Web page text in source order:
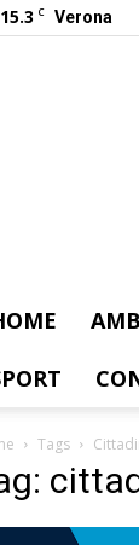
15.3 C Verona
Tags